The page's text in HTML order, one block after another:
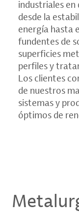
industriales en
desde la
energía hasta
fundentes de
superficies
perfiles y
Los clientes
de nuestros
sistemas y
óptimos de